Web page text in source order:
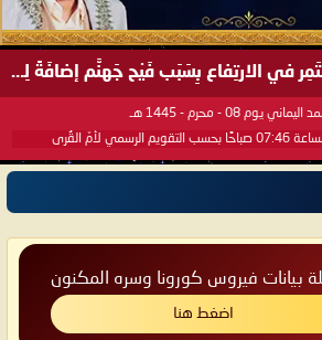
دَرَجات حَرارةِ المُنَاخ تَستَمِر في الارتِفاع بِسَبَب فَيْح جَهنَّم إضافَةً لِحرارةِ الشَّمس في مُحكَم القُرآن العَظيم ..
08 - محرم - 1445 هـ
بيانات فيروس كورونا وسره المكنون
اضغط هنا